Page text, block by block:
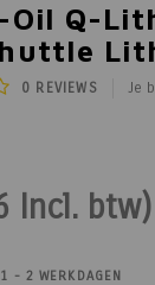
Oil Q-
0 REVIEWS Je
Incl. btw)
- 2 WERKDAGEN